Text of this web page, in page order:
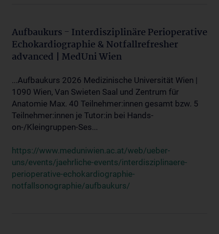
Aufbaukurs - Interdisziplinäre Perioperative
Echokardiographie & Notfallrefresher
advanced | MedUni Wien
...Aufbaukurs 2026 Medizinische Universität Wien |
1090 Wien, Van Swieten Saal und Zentrum für
Anatomie Max. 40 Teilnehmer:innen gesamt bzw. 5
Teilnehmer:innen je Tutor:in bei Hands-
on-/Kleingruppen-Ses...
https://www.meduniwien.ac.at/web/ueber-
uns/events/jaehrliche-events/interdisziplinaere-
perioperative-echokardiographie-
notfallsonographie/aufbaukurs/